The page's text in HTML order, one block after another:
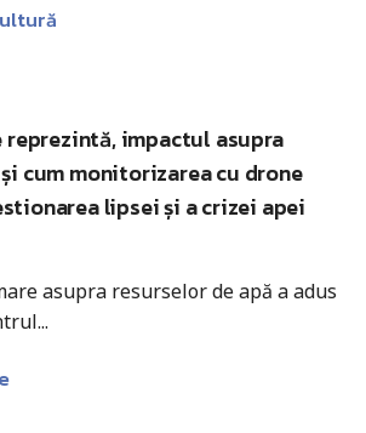
reprezintă, impactul asupra
cum monitorizarea cu drone
lipsei și a crizei apei
asupra resurselor de apă a adus